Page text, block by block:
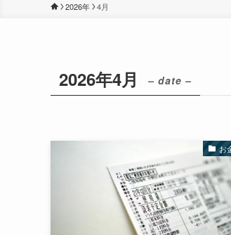
2026年 4月
2026年4月 – date –
お